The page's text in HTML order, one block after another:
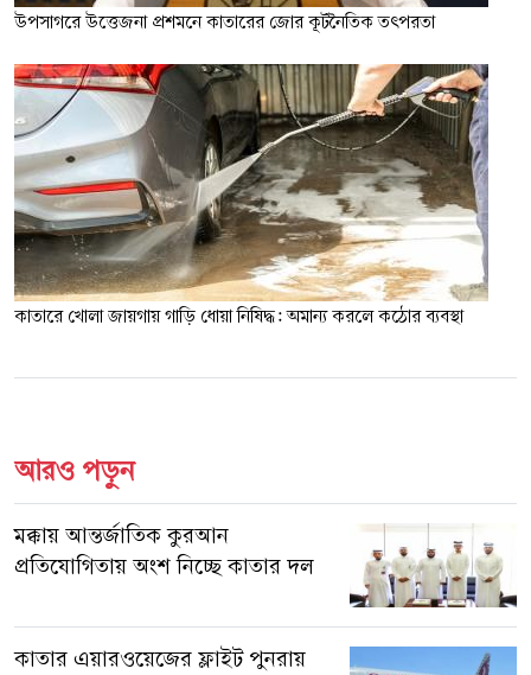
উপসাগরে উত্তেজনা প্রশমনে কাতারের জোর কূটনৈতিক তৎপরতা
কাতারে খোলা জায়গায় গাড়ি ধোয়া নিষিদ্ধ: অমান্য করলে কঠোর ব্যবস্থা
আরও পড়ুন
মক্কায় আন্তর্জাতিক কুরআন
প্রতিযোগিতায় অংশ নিচ্ছে কাতার দল
কাতার এয়ারওয়েজের ফ্লাইট পুনরায়